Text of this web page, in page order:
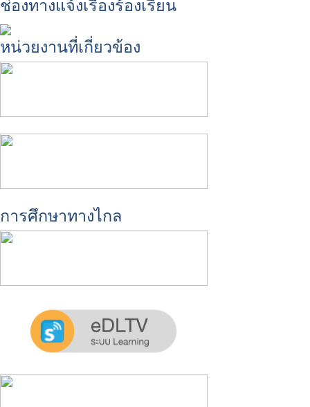
ช่องทางแจ้งเรื่องร้องเรียน
หน่วยงานที่เกี่ยวข้อง
การศึกษาทางไกล